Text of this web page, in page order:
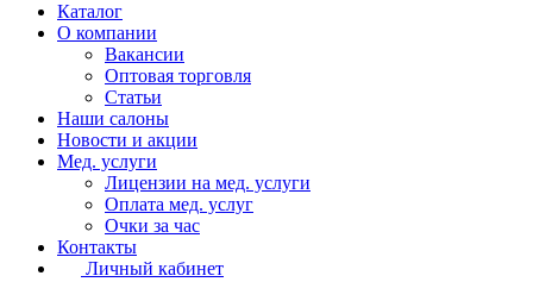
Каталог
О компании
Вакансии
Оптовая торговля
Статьи
Наши салоны
Новости и акции
Мед. услуги
Лицензии на мед. услуги
Оплата мед. услуг
Очки за час
Контакты
Личный кабинет